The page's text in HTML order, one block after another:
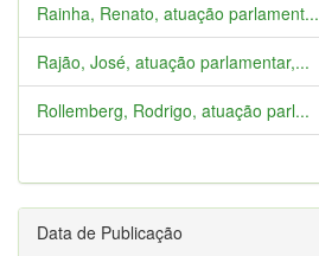
Rainha, Renato, atuação parlament...
Rajão, José, atuação parlamentar,...
Rollemberg, Rodrigo, atuação parl...
Data de Publicação